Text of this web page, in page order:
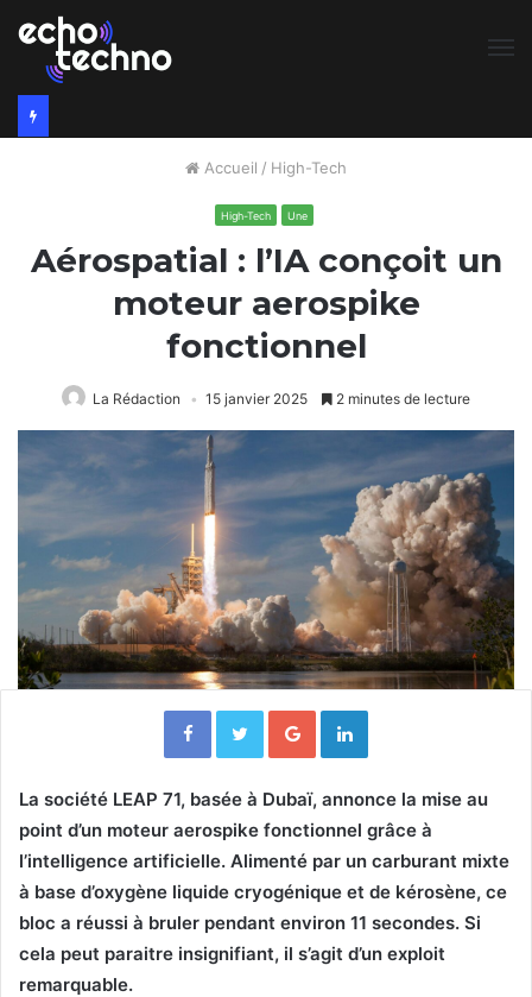
Accueil / High-Tech
High-Tech Une
Aérospatial : l’IA conçoit un
moteur aerospike
fonctionnel
La Rédaction 15 janvier 2025 2 minutes de lecture
FacebookTwitterGoogle+Linkedin
La société LEAP 71, basée à Dubaï, annonce la mise au
point d’un moteur aerospike fonctionnel grâce à
l’intelligence artificielle. Alimenté par un carburant mixte
à base d’oxygène liquide cryogénique et de kérosène, ce
bloc a réussi à bruler pendant environ 11 secondes. Si
cela peut paraitre insignifiant, il s’agit d’un exploit
remarquable.